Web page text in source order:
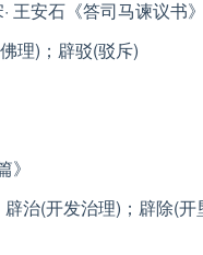
王安石《答司马谏议书
理)；辟驳(驳斥)
治(开发治理)；辟除(开